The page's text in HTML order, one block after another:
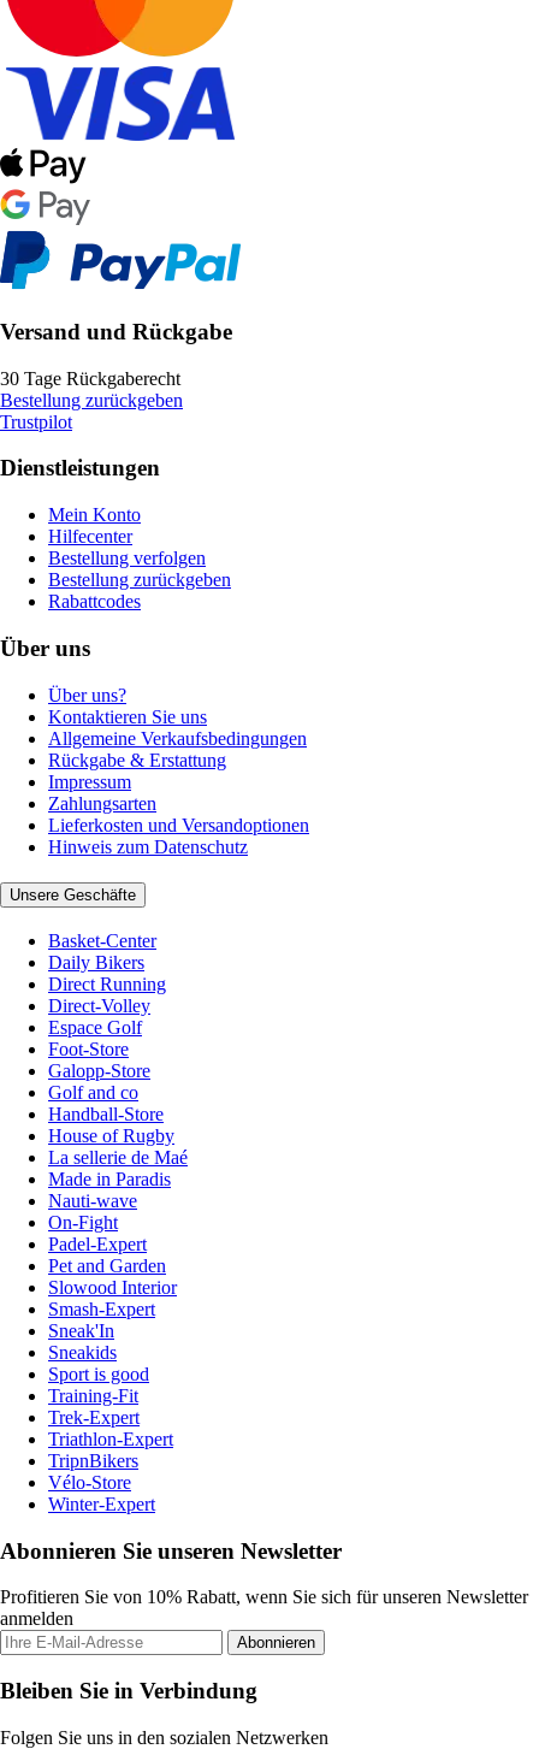
Versand und Rückgabe
30 Tage Rückgaberecht
Bestellung zurückgeben
Trustpilot
Dienstleistungen
Mein Konto
Hilfecenter
Bestellung verfolgen
Bestellung zurückgeben
Rabattcodes
Über uns
Über uns?
Kontaktieren Sie uns
Allgemeine Verkaufsbedingungen
Rückgabe & Erstattung
Impressum
Zahlungsarten
Lieferkosten und Versandoptionen
Hinweis zum Datenschutz
Unsere Geschäfte
Basket-Center
Daily Bikers
Direct Running
Direct-Volley
Espace Golf
Foot-Store
Galopp-Store
Golf and co
Handball-Store
House of Rugby
La sellerie de Maé
Made in Paradis
Nauti-wave
On-Fight
Padel-Expert
Pet and Garden
Slowood Interior
Smash-Expert
Sneak'In
Sneakids
Sport is good
Training-Fit
Trek-Expert
Triathlon-Expert
TripnBikers
Vélo-Store
Winter-Expert
Abonnieren Sie unseren Newsletter
Profitieren Sie von 10% Rabatt, wenn Sie sich für unseren Newsletter
anmelden
Abonnieren
Bleiben Sie in Verbindung
Folgen Sie uns in den sozialen Netzwerken